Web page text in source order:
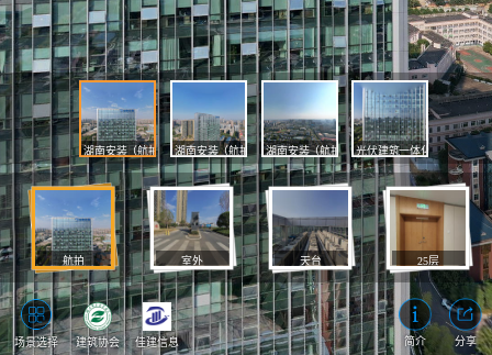
分享
简介
航拍 室外 天台 25层
湖南安装（航拍） 湖南安装（航拍Ⅰ）湖南安装（航拍Ⅱ）光伏建筑一体化
入口Ⅰ 入口Ⅱ 入口Ⅲ 4 入口-消防栓.jpg 5 正门-广场.jpg 6
26层-天台6 26层-5.jpg 26层-4.jpg 26层-3.jpg 26层-2.jpg
25层-走廊.jpg 25层-数据中心机房Ⅱ25层-数据中心机房Ⅰ25层-数据中心机房 25层-走廊Ⅱ
23层-外部董事（洽谈室）23层-副总经理.jpg 23层-电梯口.jpg 23层-党委副书记.jpg23层-总会计师 23
21层-空中花园（卫生间）21层-指挥中心5.jpg 21层-指挥中心4.jpg21层-指挥中心.jpg 21层-消防栓1.jpg 21
4层-休息室1.jpg 4层-休息室.jpg 4层-培训室1.jpg 4层-培训室.jpg 4层-培训1.jpg 4
3层-职工书屋.jpg 3层-职工书屋1.jpg 3层-瑜伽室1.jpg 3层-瑜伽室.jpg 3层-乒乓球室1.jpg 3
2层-餐厅包间 2层-电梯口.jpg 2层-餐厅.jpg
7 正门-大厅.jpg 8 正门-门禁入口.jpg 12 北门-大厅02.jpg 北门-大厅01.jpg 1层-消防控制中心 1
负1层-消防湿式报警阀室.jpg负1层-消防泵房.jpg 负1层-停车场03.jpg负1层-停车场02.jpg 负1层-停车场01.jpg负
负2层-电梯口.jpg 负2层-电梯入口(南).jpg负2层-停车场Ⅱ 负2层-停车场入口.jpg负2层-湘安学堂长廊负
负3层-电梯入口(南).jpg负3层-人防工程入口.jpg负3层-人防工程入口2.jpg负3层-停车场Ⅰ 负3层-停车场Ⅱ 负
场景选择 建筑协会 佳建信息